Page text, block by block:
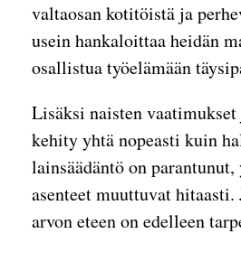
valtaosan kotitöistä ja
usein hankaloittaa heidän
osallistua työelämään
Lisäksi naisten
kehity yhtä nopeasti kuin
lainsäädäntö on
asenteet muuttuvat hitaasti.
arvon eteen on edelleen